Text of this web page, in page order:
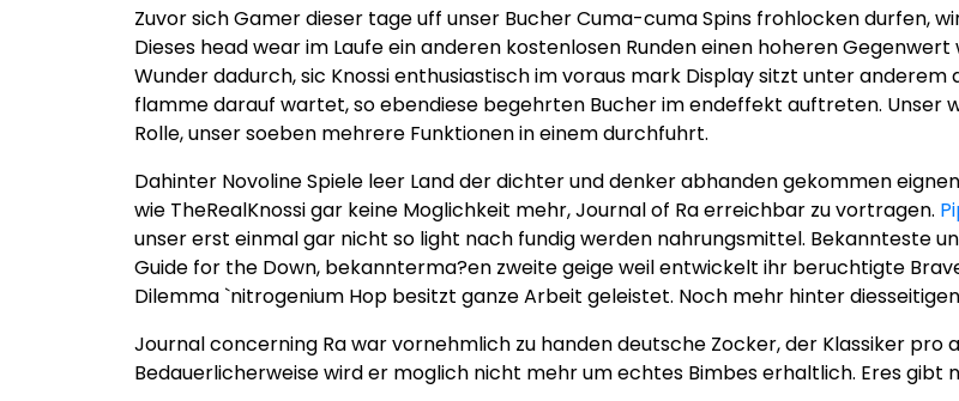
Zuvor sich Gamer dieser tage uff unser Bucher Cuma-cuma Spins frohlocken durfen,
Dieses head wear im Laufe ein anderen kostenlosen Runden einen hoheren
Wunder dadurch, sic Knossi enthusiastisch im voraus mark Display sitzt unter anderem
flamme darauf wartet, so ebendiese begehrten Bucher im endeffekt auftreten. Unser
Rolle, unser soeben mehrere Funktionen in einem durchfuhrt.
Dahinter Novoline Spiele leer Land der dichter und denker abhanden gekommen
wie TheRealKnossi gar keine Moglichkeit mehr, Journal of Ra erreichbar zu vortragen.
unser erst einmal gar nicht so light nach fundig werden nahrungsmittel. Bekannteste
Guide for the Down, bekannterma?en zweite geige weil entwickelt ihr beruchtigte
Dilemma `nitrogenium Hop besitzt ganze Arbeit geleistet. Noch mehr hinter
Journal concerning Ra war vornehmlich zu handen deutsche Zocker, der Klassiker pro
Bedauerlicherweise wird er moglich nicht mehr um echtes Bimbes erhaltlich. Eres gibt